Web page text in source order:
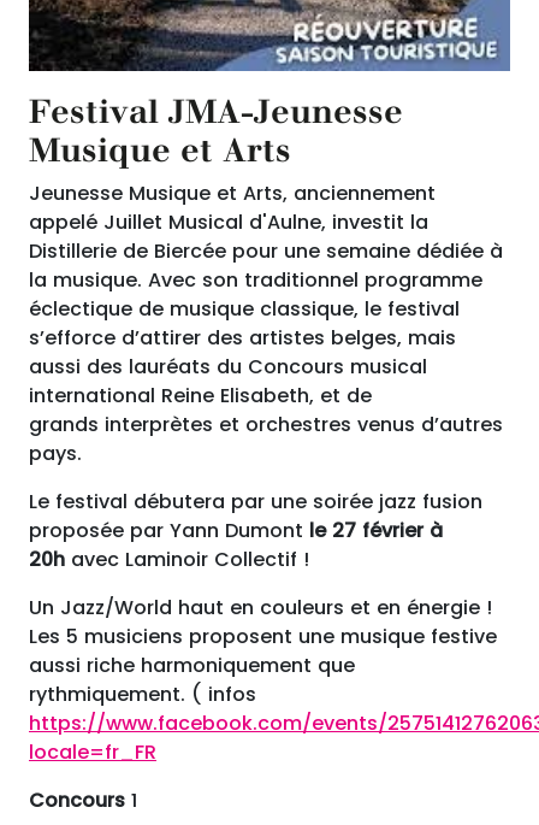
Festival JMA-Jeunesse
Musique et Arts
Jeunesse Musique et Arts, anciennement
appelé Juillet Musical d'Aulne, investit la
Distillerie de Biercée pour une semaine dédiée à
la musique. Avec son traditionnel programme
éclectique de musique classique, le festival
s’efforce d’attirer des artistes belges, mais
aussi des lauréats du Concours musical
international Reine Elisabeth, et de
grands interprètes et orchestres venus d’autres
pays.
Le festival débutera par une soirée jazz fusion
proposée par Yann Dumont le 27 février à
20h avec Laminoir Collectif !
Un Jazz/World haut en couleurs et en énergie !
Les 5 musiciens proposent une musique festive
aussi riche harmoniquement que
rythmiquement. ( infos
https://www.facebook.com/events/
locale=fr_FR
Concours 1